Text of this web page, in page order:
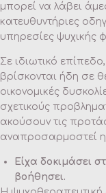
μπορεί να λάβει
κατευθυντήριες
υπηρεσίες ψυχικής
Σε ιδιωτικό
βρίσκονται ήδη σε
οικονομικές
σχετικούς
ακούσουν τις
αναπροσαρμοστεί η
Είχα δοκιμάσει
βοήθησει.